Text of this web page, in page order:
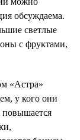
обсуждаема.
светлые
с фруктами,
«Астра»
у кого они
повышается